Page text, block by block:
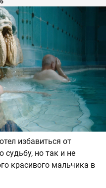
избавиться от
судьбу, но так и не
красивого мальчика в